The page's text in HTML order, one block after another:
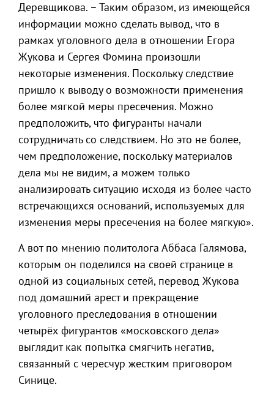
Деревщикова. – Таким образом, из имеющейся
информации можно сделать вывод, что в
рамках уголовного дела в отношении Егора
Жукова и Сергея Фомина произошли
некоторые изменения. Поскольку следствие
пришло к выводу о возможности применения
более мягкой меры пресечения. Можно
предположить, что фигуранты начали
сотрудничать со следствием. Но это не более,
чем предположение, поскольку материалов
дела мы не видим, а можем только
анализировать ситуацию исходя из более часто
встречающихся оснований, используемых для
изменения меры пресечения на более мягкую».
А вот по мнению политолога Аббаса Галямова,
которым он поделился на своей странице в
одной из социальных сетей, перевод Жукова
под домашний арест и прекращение
уголовного преследования в отношении
четырёх фигурантов «московского дела»
выглядит как попытка смягчить негатив,
связанный с чересчур жестким приговором
Синице.